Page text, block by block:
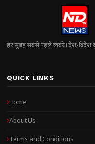
हर सुबह सबसे पहले खबरें। देश-विदेश
QUICK LINKS
Home
About Us
Terms and Conditions